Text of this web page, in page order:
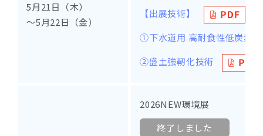
5月21日（木）
～5月22日（金）
【出展技術】
①下水道用 高耐食性低炭素
②盛土強靭化技術
2026NEW環境展
終了しました